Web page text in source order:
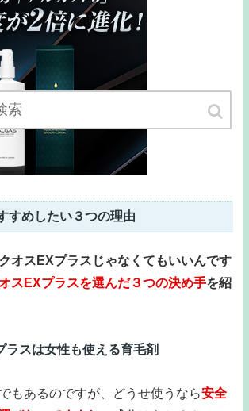
すめしたい３つの理由
オスEXプラスじゃなくてもいいんです
スEXプラスを選んだ３つの決め手を紹
ラスは女性も使える育毛剤
もあるのですが、どうせ使うなら安全